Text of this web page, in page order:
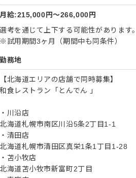
月給:215,000円〜266,000円
選考を通じて上下する可能性があります。
※試用期間3ヶ月（期間中も同条件）
勤務地
【北海道エリアの店舗で同時募集】
和食レストラン「とんでん 」
・川沿店
北海道札幌市南区川沿5条2丁目1-1
・清田店
北海道札幌市清田区真栄1条1丁目1-28
・苫小牧店
北海道苫小牧市新富町2丁目